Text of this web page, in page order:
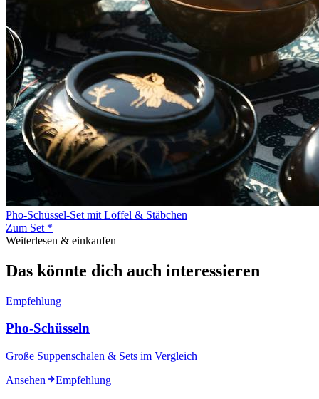
Pho-Schüssel-Set mit Löffel & Stäbchen
Zum Set *
Weiterlesen & einkaufen
Das könnte dich auch interessieren
Empfehlung
Pho-Schüsseln
Große Suppenschalen & Sets im Vergleich
Ansehen
Empfehlung